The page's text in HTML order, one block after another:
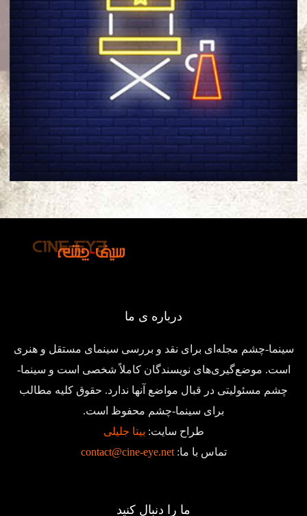
درباره ی ما
سینما-چشم مجله‌ای برای نقد و بررسی سینمای مستقل و هنری
است. موضع‌گیری‌های نویسندگان کاملاً شخصی است و سینما-
چشم مسئولیتی در قبال مواضع آنها ندارد. حقوق کلیه مطالب
برای سینما-چشم محفوظ است.
طراح سایت: بیتا جلیلی
تماس با ما:contact@cine-eye.net
ما را دنبال کنید